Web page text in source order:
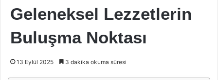
Geleneksel Lezzetlerin
Buluşma Noktası
13 Eylül 2025 3 dakika okuma süresi